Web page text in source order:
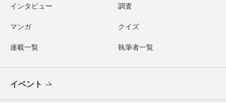
インタビュー 調査
マンガ クイズ
連載一覧 執筆者一覧
イベント